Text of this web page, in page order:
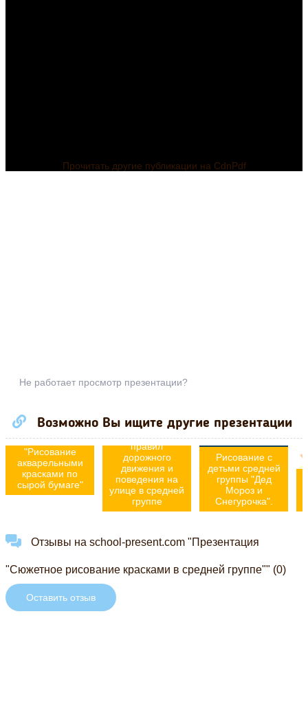
Прочитать другие публикации на CdnPdf
Не работает просмотр презентации?
Возможно Вы ищите другие презентации
уроку ИЗО и Мир
природы и
человека
"Рисование
акварельными
красками по
сырой бумаге"
Совместная
группы по
формированию
правил
дорожного
движения и
поведения на
улице в средней
группе
Рисование с
детьми средней
группы "Дед
Мороз и
Снегурочка".
Отзывы на school-present.com "Презентация
"Сюжетное рисование красками в средней группе"" (0)
Оставить отзыв